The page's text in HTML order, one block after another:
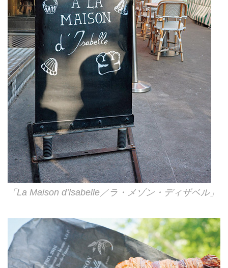
「La Maison d’lsabelle／ラ・メゾン・ディザベル」